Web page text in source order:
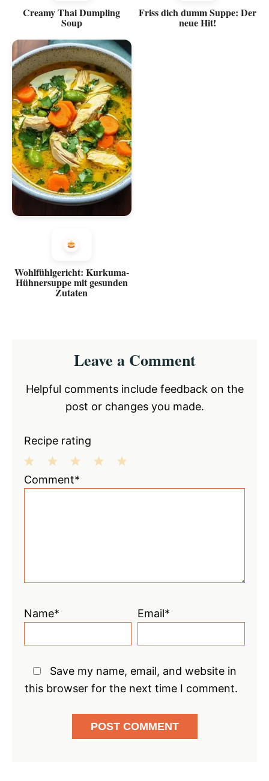
Creamy Thai Dumpling
Soup
Friss dich dumm Suppe: Der
neue Hit!
Wohlfühlgericht: Kurkuma-
Hühnersuppe mit gesunden
Zutaten
InteractionsLeave a Comment
Helpful comments include feedback on the
post or changes you made.
Recipe rating
3
2
1
Comment*
Name* Email*
Save my name, email, and website in
this browser for the next time I comment.